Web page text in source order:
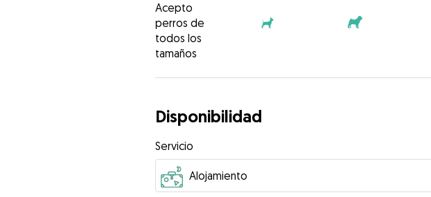
Acepto
perros de
todos los
tamaños
Disponibilidad
Servicio